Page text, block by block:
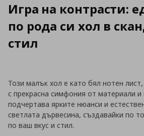
Игра на контрасти:
по рода си хол в
стил
Този малък хол е като бял нотен
с прекрасна симфония от материали
подчертава ярките нюанси и
светлата дървесина, създавайки по
по ваш вкус и стил.